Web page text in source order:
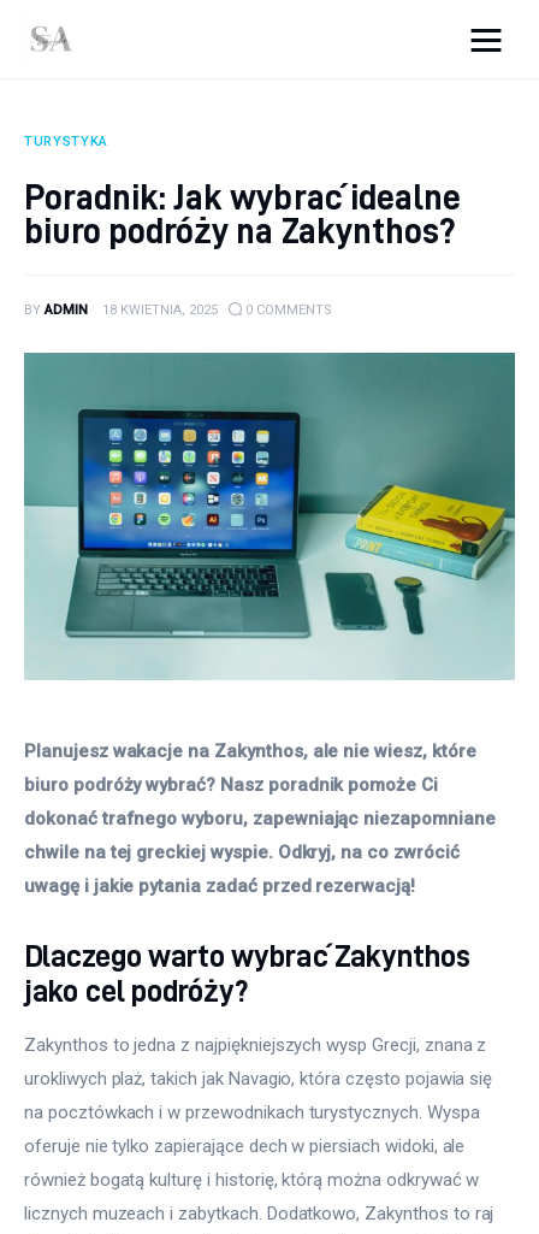
Uroda
Więcej
TURYSTYKA
Poradnik: Jak wybrać idealne
biuro podróży na Zakynthos?
BY ADMIN 18 KWIETNIA, 2025 0 COMMENTS
Planujesz wakacje na Zakynthos, ale nie wiesz, które
biuro podróży wybrać? Nasz poradnik pomoże Ci
dokonać trafnego wyboru, zapewniając niezapomniane
chwile na tej greckiej wyspie. Odkryj, na co zwrócić
uwagę i jakie pytania zadać przed rezerwacją!
Dlaczego warto wybrać Zakynthos
jako cel podróży?
Zakynthos to jedna z najpiękniejszych wysp Grecji, znana z
urokliwych plaż, takich jak Navagio, która często pojawia się
na pocztówkach i w przewodnikach turystycznych. Wyspa
oferuje nie tylko zapierające dech w piersiach widoki, ale
również bogatą kulturę i historię, którą można odkrywać w
licznych muzeach i zabytkach. Dodatkowo, Zakynthos to raj